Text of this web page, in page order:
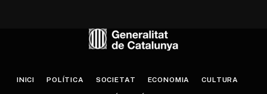
INICI POLÍTICA SOCIETAT ECONOMIA CULTURA